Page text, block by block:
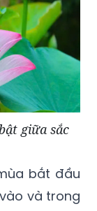
giữa sắc
bắt đầu
và trong